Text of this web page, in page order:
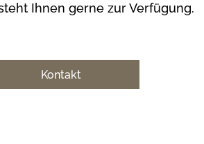
Ihnen gerne zur Verfügung.
Kontakt